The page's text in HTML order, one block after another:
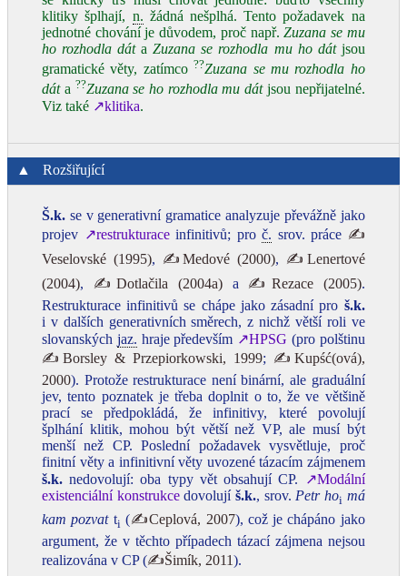
klitiky šplhají, n. žádná nešplhá. Tento požadavek na
jednotné chování je důvodem, proč např.Zuzana se mu
ho rozhodla dátaZuzana se rozhodla mu ho dátjsou
gramatické věty, zatímco ??Zuzana se mu rozhodla ho
dáta ??Zuzana se ho rozhodla mu dátjsou nepřijatelné.
Viz také ↗klitika.
▲ Rozšiřující
Š.k. se v generativní gramatice analyzuje převážně jako
projev ↗restrukturaceinfinitivů; proč. srov. práce ✍
Veselovské (1995), ✍Medové (2000), ✍Lenertové
(2004), ✍Dotlačila (2004a) a ✍Rezace (2005).
Restrukturace infinitivů se chápe jako zásadní pro š.k.
i v dalších generativních směrech, z nichž větší roli ve
slovanských jaz. hraje především ↗HPSG (pro polštinu
✍Borsley & Przepiorkowski, 1999; ✍Kupść(ová),
2000). Protože restrukturace není binární, ale graduální
jev, tento poznatek je třeba doplnit o to, že ve většině
prací se předpokládá, že infinitivy, které povolují
šplhání klitik, mohou být větší než VP, ale musí být
menší než CP. Poslední požadavek vysvětluje, proč
finitní věty a infinitivní věty uvozené tázacím zájmenem
š.k. nedovolují: oba typy vět obsahují CP.
↗Modální
existenciální konstrukcedovolujíš.k., srov.Petr hoi má
kam pozvatti (✍Ceplová, 2007), což je chápáno jako
argument, že v těchto případech tázací zájmena nejsou
realizována v CP (✍Šimík, 2011).